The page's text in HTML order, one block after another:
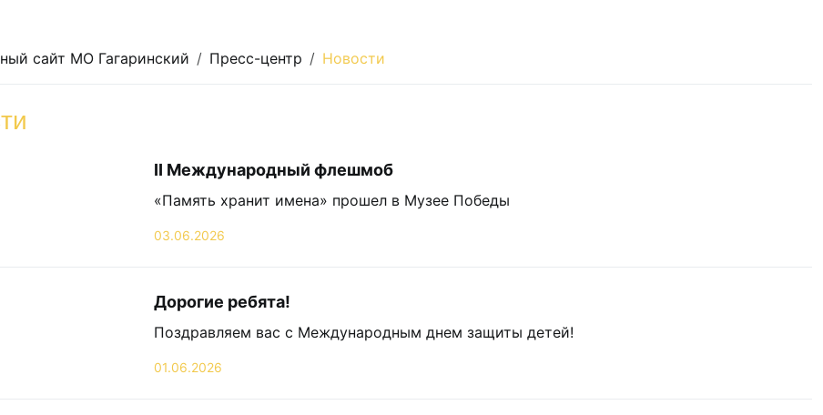
сайт МО Гагаринский Пресс-центр Новости
II Международный флешмоб
«Память хранит имена» прошел в Музее Победы
03.06.2026
Дорогие ребята!
Поздравляем вас с Международным днем защиты детей!
01.06.2026